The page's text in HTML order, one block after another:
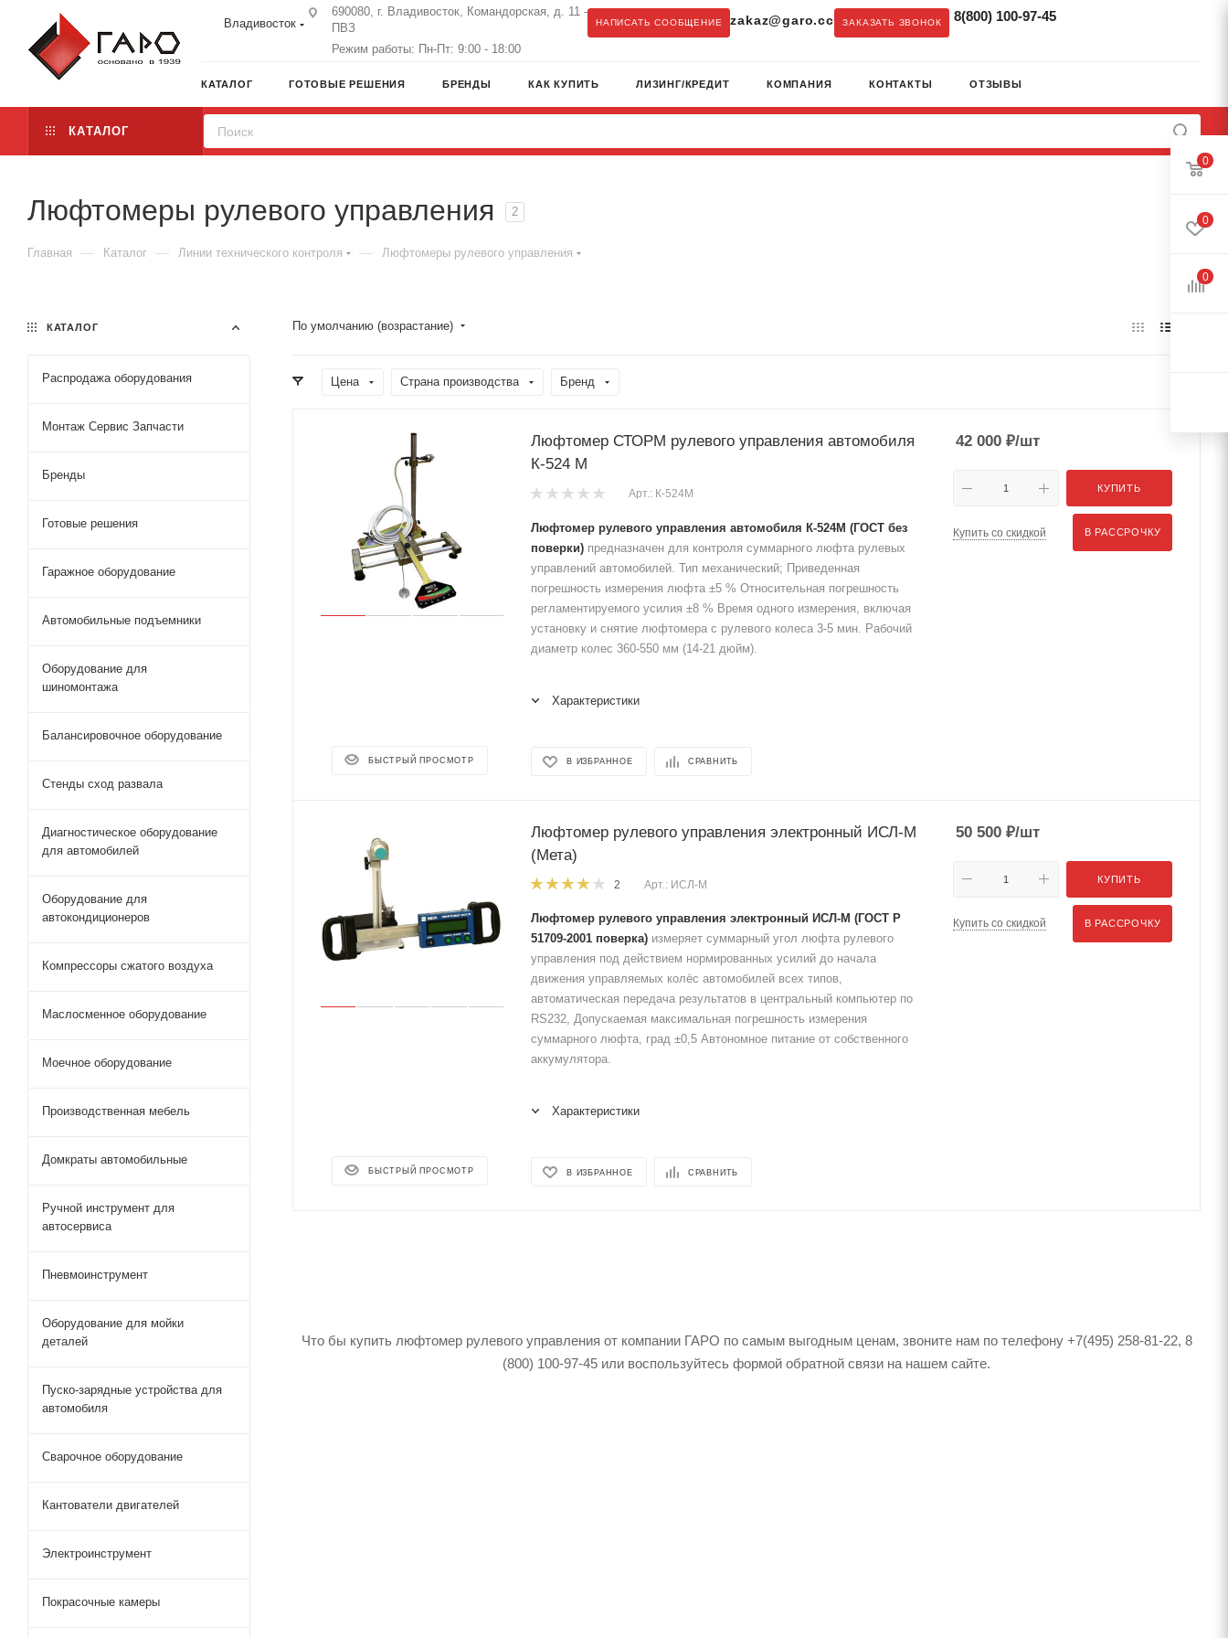
Владивосток
690080, г. Владивосток, Командорская, д. 11 -
ПВЗ
Режим работы: Пн-Пт: 9:00 - 18:00
НАПИСАТЬ СООБЩЕНИЕ zakaz@garo.cc ЗАКАЗАТЬ ЗВОНОК 8(800) 100-97-45
КАТАЛОГ ГОТОВЫЕ РЕШЕНИЯ БРЕНДЫ КАК КУПИТЬ ЛИЗИНГ/КРЕДИТ КОМПАНИЯ КОНТАКТЫ ОТЗЫВЫ
КАТАЛОГ
Люфтомеры рулевого управления 2
Главная — Каталог — Линии технического контроля — Люфтомеры рулевого управления
По умолчанию (возрастание)
Цена Страна производства Бренд
БЫСТРЫЙ ПРОСМОТР
Люфтомер СТОРМ рулевого управления автомобиля
К-524 М
Арт.: К-524М
Люфтомер рулевого управления автомобиля К-524М (ГОСТ без
поверки) предназначен для контроля суммарного люфта рулевых
управлений автомобилей. Тип механический; Приведенная
погрешность измерения люфта ±5 % Относительная погрешность
регламентируемого усилия ±8 % Время одного измерения, включая
установку и снятие люфтомера с рулевого колеса 3-5 мин. Рабочий
диаметр колес 360-550 мм (14-21 дюйм).
Характеристики
В ИЗБРАННОЕ СРАВНИТЬ
42 000 ₽/шт
КУПИТЬ
Купить со скидкой В РАССРОЧКУ
БЫСТРЫЙ ПРОСМОТР
Люфтомер рулевого управления электронный ИСЛ-М
(Мета)
2 Арт.: ИСЛ-М
Люфтомер рулевого управления электронный ИСЛ-М (ГОСТ Р
51709-2001 поверка) измеряет суммарный угол люфта рулевого
управления под действием нормированных усилий до начала
движения управляемых колёс автомобилей всех типов,
автоматическая передача результатов в центральный компьютер по
RS232, Допускаемая максимальная погрешность измерения
суммарного люфта, град ±0,5 Автономное питание от собственного
аккумулятора.
Характеристики
В ИЗБРАННОЕ СРАВНИТЬ
50 500 ₽/шт
КУПИТЬ
Купить со скидкой В РАССРОЧКУ
Что бы купить люфтомер рулевого управления от компании ГАРО по самым выгодным ценам, звоните нам по телефону +7(495) 258-81-22, 8
(800) 100-97-45 или воспользуйтесь формой обратной связи на нашем сайте.
КАТАЛОГ
Распродажа оборудования
Монтаж Сервис Запчасти
Бренды
Готовые решения
Гаражное оборудование
Автомобильные подъемники
Оборудование для
шиномонтажа
Балансировочное оборудование
Стенды сход развала
Диагностическое оборудование
для автомобилей
Оборудование для
автокондиционеров
Компрессоры сжатого воздуха
Маслосменное оборудование
Моечное оборудование
Производственная мебель
Домкраты автомобильные
Ручной инструмент для
автосервиса
Пневмоинструмент
Оборудование для мойки
деталей
Пуско-зарядные устройства для
автомобиля
Сварочное оборудование
Кантователи двигателей
Электроинструмент
Покрасочные камеры
0
0
0